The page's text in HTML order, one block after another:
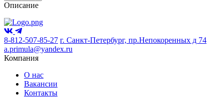
Описание
8-812-507-85-27 г. Санкт-Петербург, пр.Непокоренных д 74
a.primula@yandex.ru
Компания
О нас
Вакансии
Контакты